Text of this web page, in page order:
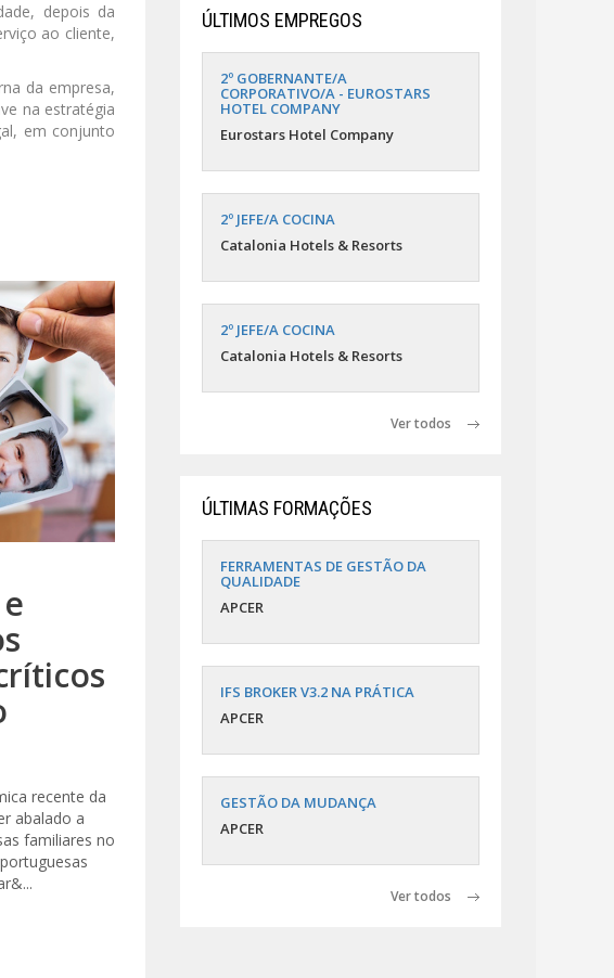
depois da
ao cliente,
da empresa,
na estratégia
em conjunto
recente da
abalado a
familiares no
ÚLTIMOS EMPREGOS
2º GOBERNANTE/A
CORPORATIVO/A - EUROSTARS
HOTEL COMPANY
Eurostars Hotel Company
2º JEFE/A COCINA
Catalonia Hotels & Resorts
2º JEFE/A COCINA
Catalonia Hotels & Resorts
Ver todos
ÚLTIMAS FORMAÇÕES
FERRAMENTAS DE GESTÃO DA
QUALIDADE
APCER
IFS BROKER V3.2 NA PRÁTICA
APCER
GESTÃO DA MUDANÇA
APCER
Ver todos